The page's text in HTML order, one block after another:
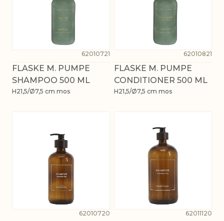
62010721
FLASKE M. PUMPE
SHAMPOO 500 ML
H21,5/Ø7,5 cm mos
62010821
FLASKE M. PUMPE
CONDITIONER 500 ML
H21,5/Ø7,5 cm mos
62010720 62011120